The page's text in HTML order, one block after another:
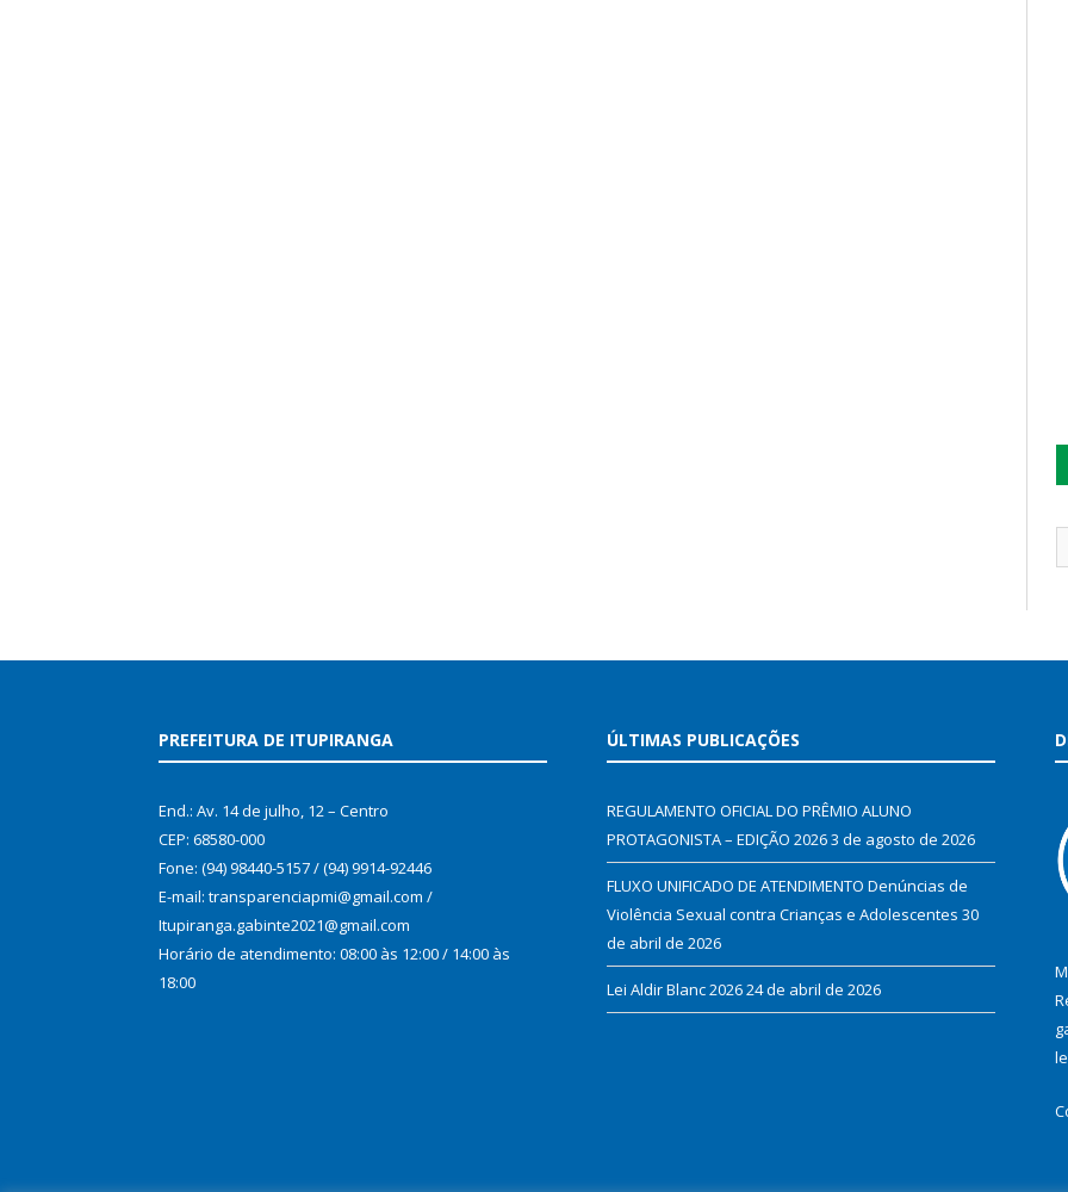
PREFEITURA DE ITUPIRANGA
End.: Av. 14 de julho, 12 – Centro
CEP: 68580-000
Fone: (94) 98440-5157 / (94) 9914-92446
E-mail: transparenciapmi@gmail.com /
Itupiranga.gabinte2021@gmail.com
Horário de atendimento: 08:00 às 12:00 / 14:00 às
18:00
ÚLTIMAS PUBLICAÇÕES
REGULAMENTO OFICIAL DO PRÊMIO ALUNO
PROTAGONISTA – EDIÇÃO 20263 de agosto de 2026
FLUXO UNIFICADO DE ATENDIMENTO Denúncias de
Violência Sexual contra Crianças e Adolescentes 30
de abril de 2026
Lei Aldir Blanc 202624 de abril de 2026